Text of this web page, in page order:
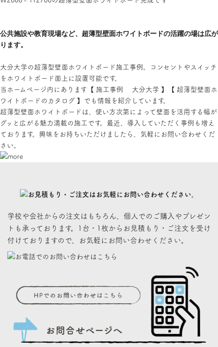
公共施設や教育現場など、超薄型壁面ホワイトボードの活躍の場は広が
ります。
大分大学の超薄型壁面ホワイトボード施工事例。コンセントやスイッチ
をホワイトボード面上に設置可能です。
当ホームページ内にあります【 施工事例 大分大学 】【 超薄型壁面ホ
ワイトボードのカタログ 】でも情報を紹介しています。
超薄型壁面ホワイトボードは、使い方次第によって壁面を活用する幅が
グッと広がる魅力満載の施工です。最近、導入していただく事例も増え
ております。興味をお持ちいただけましたら、気軽にお問い合わせくだ
さい。
学校や会社からの注文はもちろん、個人でのご購入やプレゼン
トも承っております。1台・1枚からお見積もり・ご注文を受け
付けておりますので、お気軽にお問い合わせください。